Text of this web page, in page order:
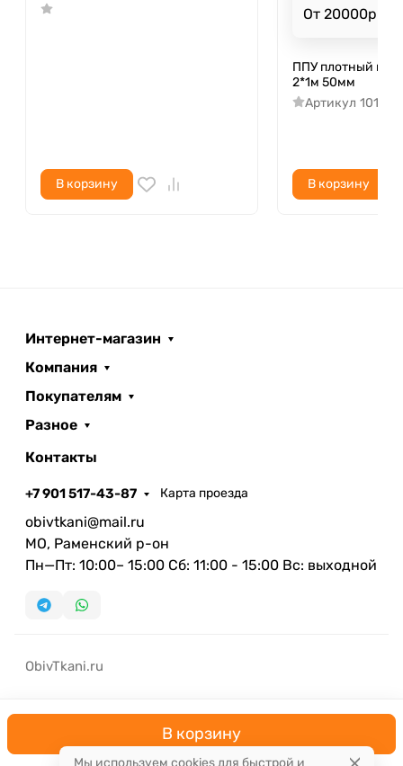
В корзину
В корзину
От 20000р
ППУ плотный
2*1м 50мм
Артикул 101
В корзину
Интернет-магазин
Компания
Покупателям
Разное
Контакты
+7 901 517-43-87 Карта проезда
obivtkani@mail.ru
МО, Раменский р-он
Пн—Пт: 10:00– 15:00 Сб: 11:00 - 15:00 Вс: выходной
ObivTkani.ru
Мы используем cookies для быстрой и